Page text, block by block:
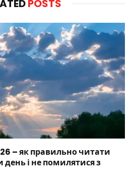
POSTS
– як правильно читати
день і не помилятися з